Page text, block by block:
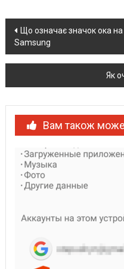
Post
navigation
Що означає значок ока
Samsung
Як
Вам також